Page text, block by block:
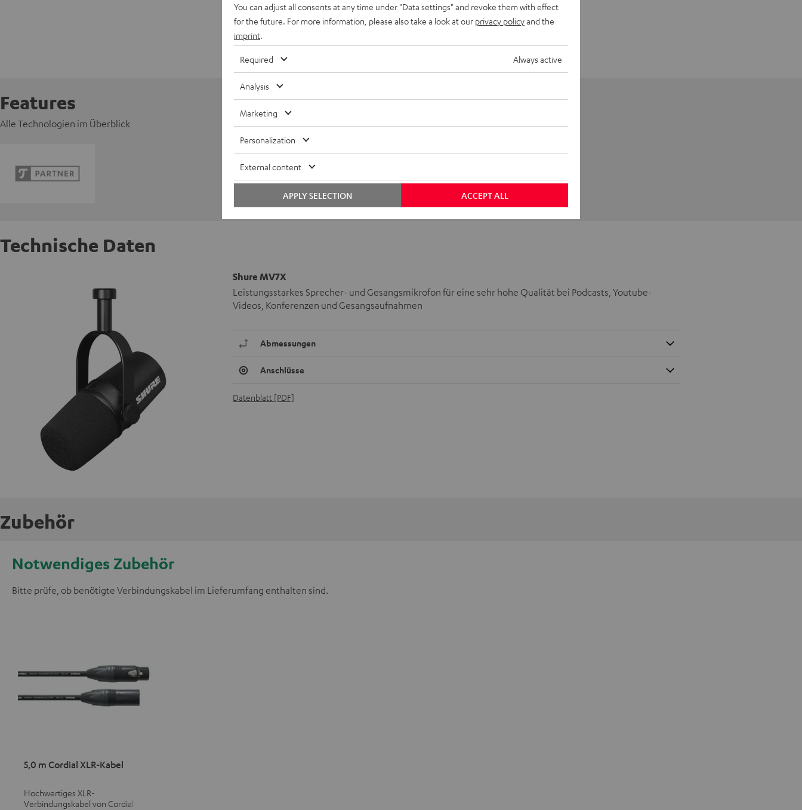
Features
Alle Technologien im Überblick
Technische Daten
Shure MV7X
Leistungsstarkes Sprecher- und Gesangsmikrofon für eine sehr hohe Qualität bei Podcasts, Youtube-
Videos, Konferenzen und Gesangsaufnahmen
Abmessungen
Anschlüsse
Datenblatt [PDF]
Zubehör
Notwendiges Zubehör
Bitte prüfe, ob benötigte Verbindungskabel im Lieferumfang enthalten sind.
5,0 m Cordial XLR-Kabel
Hochwertiges XLR-
Verbindungskabel von Cordial
You can adjust all consents at any time under "Data settings" and revoke them with effect
for the future. For more information, please also take a look at our privacy policyand the
imprint
Required Always active
Analysis
Marketing
Personalization
External content
ACCEPT ALL
APPLY SELECTION